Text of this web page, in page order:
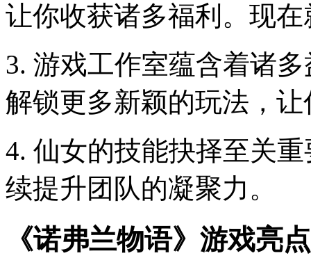
让你收获诸多福利。现
3. 游戏工作室蕴含着诸
解锁更多新颖的玩法，
4. 仙女的技能抉择至关
续提升团队的凝聚力。
《诺弗兰物语》游戏亮